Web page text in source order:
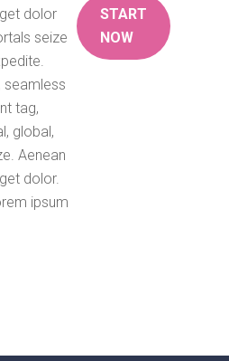
dolor
seize
seamless
tag,
global,
Aenean
dolor.
ipsum
START
NOW